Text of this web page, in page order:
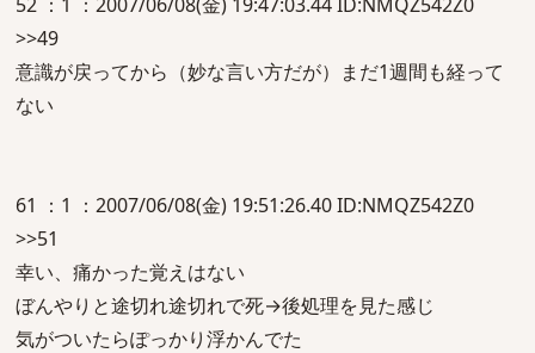
>>49
意識が戻ってから（妙な言い方だが）まだ1週間も経って
ない
61 ：1 ：2007/06/08(金) 19:51:26.40 ID:NMQZ542Z0
>>51
幸い、痛かった覚えはない
ぼんやりと途切れ途切れで死→後処理を見た感じ
気がついたらぽっかり浮かんでた